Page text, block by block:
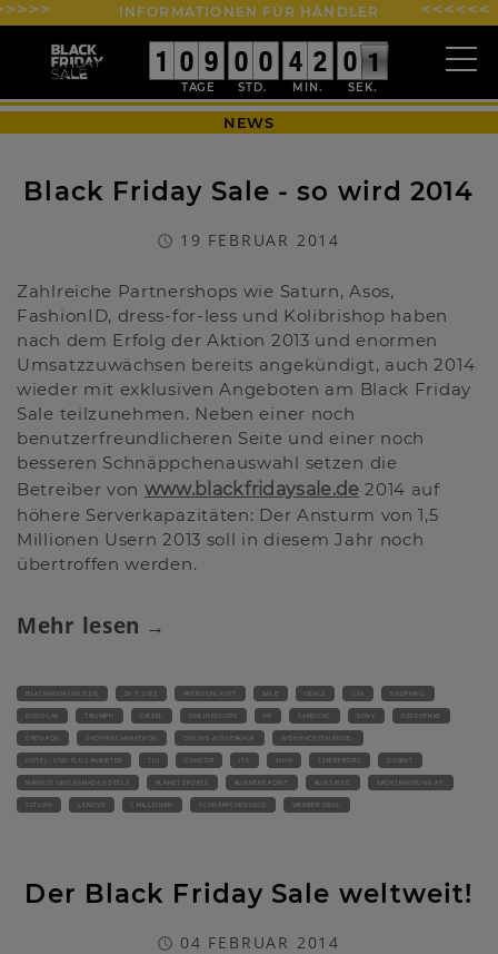
INFORMATIONEN FÜR HÄNDLER
0
0
1
1 9
9
0
0 0
0
9
9 9
9
0
0 9
9
0
0 0
0
4
4 2
2
1 0
0
5 0
0
9
NEWS
Black Friday Sale - so wird 2014
19 FEBRUAR 2014
Zahlreiche Partnershops wie Saturn, Asos,
FashionID, dress-for-less und Kolibrishop haben
nach dem Erfolg der Aktion 2013 und enormen
Umsatzzuwächsen bereits angekündigt, auch 2014
wieder mit exklusiven Angeboten am Black Friday
Sale teilzunehmen. Neben einer noch
benutzerfreundlicheren Seite und einer noch
besseren Schnäppchenauswahl setzen die
Betreiber von www.blackfridaysale.de 2014 auf
höhere Serverkapazitäten: Der Ansturm von 1,5
Millionen Usern 2013 soll in diesem Jahr noch
übertroffen werden.
Mehr lesen
BLACKFRIDAYSALE.DE 29.11.2013 PREISSCHLACHT SALE DEALS USA SHOPPING
DOUGLAS TRIUMPH DIESEL ONLINESHOPS HP SAMSUNG SONY GESCHENKE
GROUPON SHOPPINGMARATHON ONLINE-AUSVERKAUF WEIHNACHTEN REISE-
HOTEL- UND FLUGANBIETER TUI CONDOR ITS JAHN TJAEREBORG DORINT
MARRIOT UND RAMADA HOTELS PLANET SPORTS RUNNERS POINT RUNTASTIC SPORTNAHRUNG.AT.
SATURN LENOVO 1 MILLIONEN SCHNÄPPCHENJAGD WERBER GRILL
Der Black Friday Sale weltweit!
04 FEBRUAR 2014